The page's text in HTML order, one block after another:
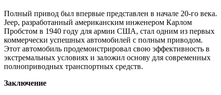
Полный привод был впервые представлен в начале 20-го века.
Jeep, разработанный американским инженером Карлом
Пробстом в 1940 году для армии США, стал одним из первых
коммерчески успешных автомобилей с полным приводом.
Этот автомобиль продемонстрировал свою эффективность в
экстремальных условиях и заложил основу для современных
полноприводных транспортных средств.
Заключение